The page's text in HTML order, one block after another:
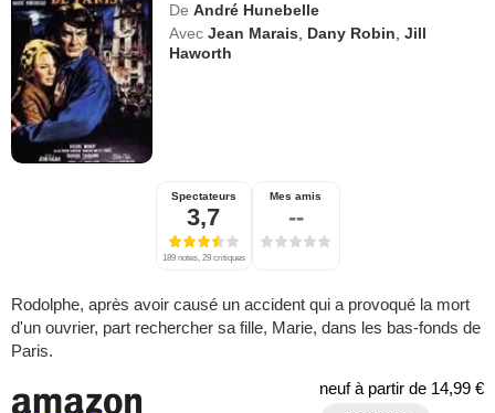
De André Hunebelle
Avec Jean Marais Dany Robin ,Jill
Haworth
Spectateurs
3,7
189 notes, 29 critiques
Mes amis
--
Rodolphe, après avoir causé un accident qui a provoqué la mort
d'un ouvrier, part rechercher sa fille, Marie, dans les bas-fonds de
Paris.
neuf à partir de 14,99 €